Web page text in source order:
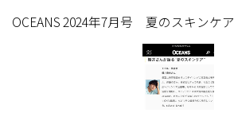
OCEANS 2024年7月号 夏のスキンケア